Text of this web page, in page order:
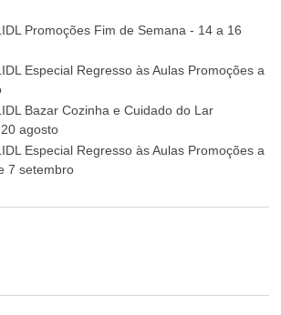
Promoções Fim de Semana - 14 a 16
Especial Regresso às Aulas Promoções a
Bazar Cozinha e Cuidado do Lar
agosto
Especial Regresso às Aulas Promoções a
7 setembro